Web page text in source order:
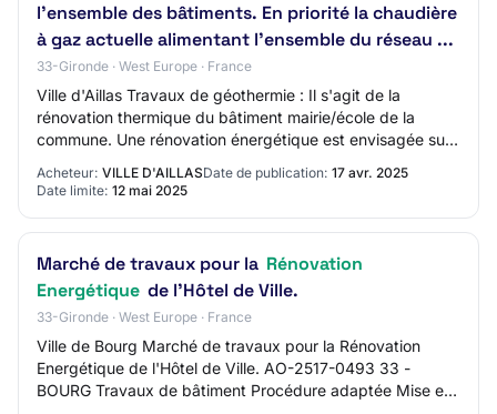
l'ensemble des bâtiments. En priorité la chaudière
à gaz actuelle alimentant l'ensemble du réseau ...
33-Gironde · West Europe · France
Ville d'Aillas Travaux de géothermie : Il s'agit de la
rénovation thermique du bâtiment mairie/école de la
commune. Une rénovation énergétique est envisagée sur
Acheteur: VILLE D'AILLASDate de publication: 17 avr. 2025
Date limite: 12 mai 2025
Marché de travaux pour la Rénovation
Energétique de l'Hôtel de Ville.
33-Gironde · West Europe · France
Ville de Bourg Marché de travaux pour la Rénovation
Energétique de l'Hôtel de Ville. AO-2517-0493 33 -
BOURG Travaux de bâtiment Procédure adaptée Mise en